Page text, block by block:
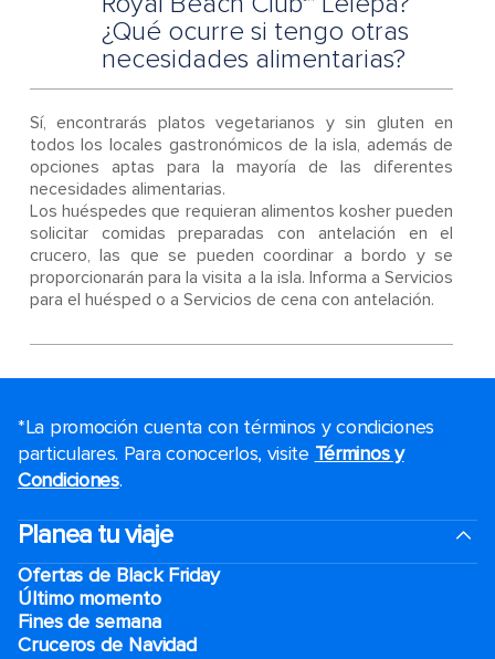
¿Qué ocurre si tengo otras
necesidades alimentarias?
Sí, encontrarás platos vegetarianos y sin gluten en
todos los locales gastronómicos de la isla, además de
opciones aptas para la mayoría de las diferentes
necesidades alimentarias.
Los huéspedes que requieran alimentos kosher pueden
solicitar comidas preparadas con antelación en el
crucero, las que se pueden coordinar a bordo y se
proporcionarán para la visita a la isla. Informa a Servicios
para el huésped o a Servicios de cena con antelación.
*La promoción cuenta con términos y condiciones
particulares. Para conocerlos, visite Términos y
Condiciones.
Planea tu viaje
Ofertas de Black Friday
Último momento
Fines de semana
Cruceros de Navidad